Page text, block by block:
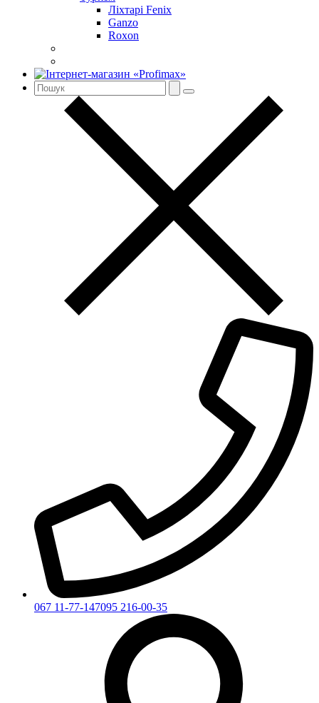
Ліхтарі Fenix
Ganzo
Roxon
067 11-77-147095 216-00-35